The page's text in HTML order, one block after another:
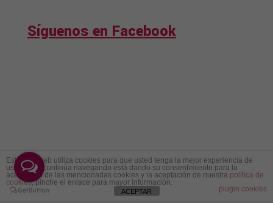
Síguenos en Facebook
Este sitio web utiliza cookies para que usted tenga la mejor experiencia de
usuario. Si continúa navegando está dando su consentimiento para la
aceptación de las mencionadas cookies y la aceptación de nuestra política de
cookies, pinche el enlace para mayor información.
plugin cookies
ACEPTAR